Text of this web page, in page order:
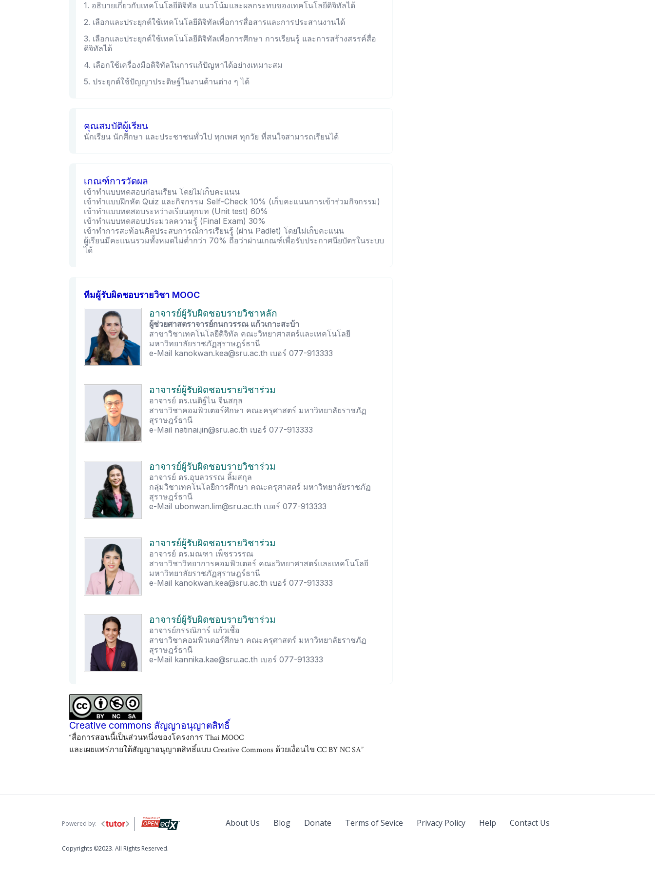
1. อธิบายเกี่ยวกับเทคโนโลยีดิจิทัล แนวโน้มและผลกระทบของเทคโนโลยีดิจิทัลได้
2. เลือกและประยุกต์ใช้เทคโนโลยีดิจิทัลเพื่อการสื่อสารและการประสานงานได้
3. เลือกและประยุกต์ใช้เทคโนโลยีดิจิทัลเพื่อการศึกษา การเรียนรู้ และการสร้างสรรค์สื่อ
ดิจิทัลได้
4. เลือกใช้เครื่องมือดิจิทัลในการแก้ปัญหาได้อย่างเหมาะสม
5. ประยุกต์ใช้ปัญญาประดิษฐ์ในงานด้านต่าง ๆ ได้
คุณสมบัติผู้เรียน
นักเรียน นักศึกษา และประชาชนทั่วไป ทุกเพศ ทุกวัย ที่สนใจสามารถเรียนได้
เกณฑ์การวัดผล
เข้าทำแบบทดสอบก่อนเรียน โดยไม่เก็บคะแนน
เข้าทำแบบฝึกหัด Quiz และกิจกรรม Self-Check 10% (เก็บคะแนนการเข้าร่วมกิจกรรม)
เข้าทำแบบทดสอบระหว่างเรียนทุกบท (Unit test) 60%
เข้าทำแบบทดสอบประมวลความรู้ (Final Exam) 30%
เข้าทำการสะท้อนคิดประสบการณ์การเรียนรู้ (ผ่าน Padlet) โดยไม่เก็บคะแนน
ผู้เรียนมีคะแนนรวมทั้งหมดไม่ต่ำกว่า 70% ถือว่าผ่านเกณฑ์เพื่อรับประกาศนียบัตรในระบบ
ได้
ทีมผู้รับผิดชอบรายวิชา MOOC
อาจารย์ผู้รับผิดชอบรายวิชาหลัก
ผู้ช่วยศาสตราจารย์กนกวรรณ แก้วเกาะสะบ้า
สาขาวิชาเทคโนโลยีดิจิทัล คณะวิทยาศาสตร์และเทคโนโลยี
มหาวิทยาลัยราชภัฏสุราษฎร์ธานี
e-Mail kanokwan.kea@sru.ac.th เบอร์ 077-913333
อาจารย์ผู้รับผิดชอบรายวิชาร่วม
อาจารย์ ดร.เนติฐ์ไน จีนสกุล
สาขาวิชาคอมพิวเตอร์ศึกษา คณะครุศาสตร์ มหาวิทยาลัยราชภัฏ
สุราษฎร์ธานี
e-Mail natinai.jin@sru.ac.th เบอร์ 077-913333
อาจารย์ผู้รับผิดชอบรายวิชาร่วม
อาจารย์ ดร.อุบลวรรณ ลิ้มสกุล
กลุ่มวิชาเทคโนโลยีการศึกษา คณะครุศาสตร์ มหาวิทยาลัยราชภัฏ
สุราษฎร์ธานี
e-Mail ubonwan.lim@sru.ac.th เบอร์ 077-913333
อาจารย์ผู้รับผิดชอบรายวิชาร่วม
อาจารย์ ดร.มณฑา เพ็ชรวรรณ
สาขาวิชาวิทยาการคอมพิวเตอร์ คณะวิทยาศาสตร์และเทคโนโลยี
มหาวิทยาลัยราชภัฏสุราษฎร์ธานี
e-Mail kanokwan.kea@sru.ac.th เบอร์ 077-913333
อาจารย์ผู้รับผิดชอบรายวิชาร่วม
อาจารย์กรรณิการ์ แก้วเชื้อ
สาขาวิชาคอมพิวเตอร์ศึกษา คณะครุศาสตร์ มหาวิทยาลัยราชภัฏ
สุราษฎร์ธานี
e-Mail kannika.kae@sru.ac.th เบอร์ 077-913333
Creative commons สัญญาอนุญาตสิทธิ์
“สื่อการสอนนี้เป็นส่วนหนึ่งของโครงการ Thai MOOC
และเผยแพร่ภายใต้สัญญาอนุญาตสิทธิ์แบบ Creative Commons ด้วยเงื่อนไข CC BY NC SA”
Powered by: About Us Blog Donate Terms of Sevice Privacy Policy Help Contact Us
Copyrights ©2023. All Rights Reserved.